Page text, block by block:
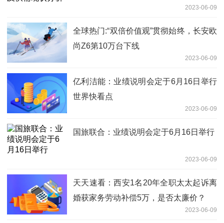
2023-06-09
全球热门:“双倍价值观”贯彻始终，长安欧
尚Z6第10万台下线
2023-06-09
亿利洁能：业绩说明会定于6月16日举行
世界快看点
2023-06-09
国旅联合：业绩说明会定于6月16日举行
2023-06-09
天天速看：西安1名20年全职太太起诉离
婚获家务劳动补偿5万，是否太廉价？
2023-06-09